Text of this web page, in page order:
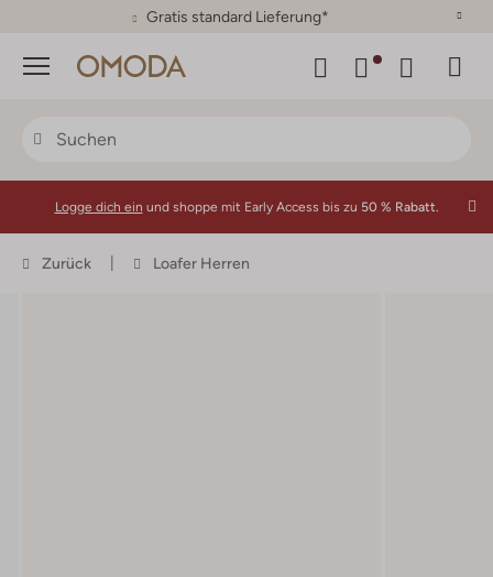
30 Tage Rückgaberecht
Menü
Logge dich ein und shoppe mit Early Access bis zu 50 % Rabatt.
Zurück Loafer Herren